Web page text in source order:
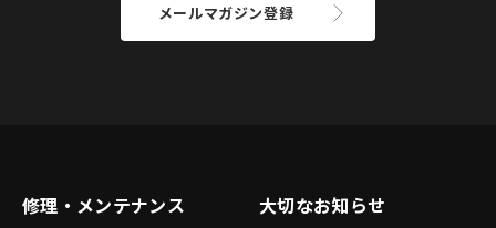
メールマガジン登録
修理・メンテナンス 大切なお知らせ